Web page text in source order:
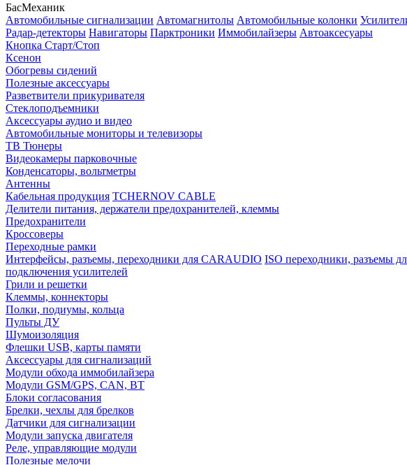
БасМеханик
Автомобильные сигнализации Автомагнитолы Автомобильные колонки
Радар-детекторы Навигаторы Парктроники Иммобилайзеры Автоаксесуары
Кнопка Старт/Стоп
Ксенон
Обогревы сидений
Полезные аксессуары
Разветвители прикуривателя
Стеклоподъемники
Аксессуары аудио и видео
Автомобильные мониторы и телевизоры
ТВ Тюнеры
Видеокамеры парковочные
Конденсаторы, вольтметры
Антенны
Кабельная продукция TCHERNOV CABLE
Делители питания, держатели предохранителей, клеммы
Предохранители
Кроссоверы
Переходные рамки
Интерфейсы, разъемы, переходники для CARAUDIO ISO переходники, разъемы
подключения усилителей
Грили и решетки
Клеммы, коннекторы
Полки, подиумы, кольца
Пульты ДУ
Шумоизоляция
Флешки USB, карты памяти
Аксессуары для сигнализаций
Модули обхода иммобилайзера
Модули GSM/GPS, CAN, BT
Блоки согласования
Брелки, чехлы для брелков
Датчики для сигнализации
Модули запуска двигателя
Реле, управляющие модули
Полезные мелочи